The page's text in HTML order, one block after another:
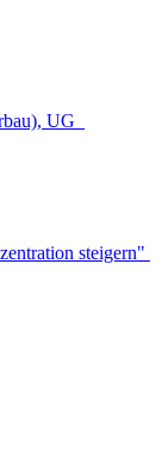
UG
steigern"